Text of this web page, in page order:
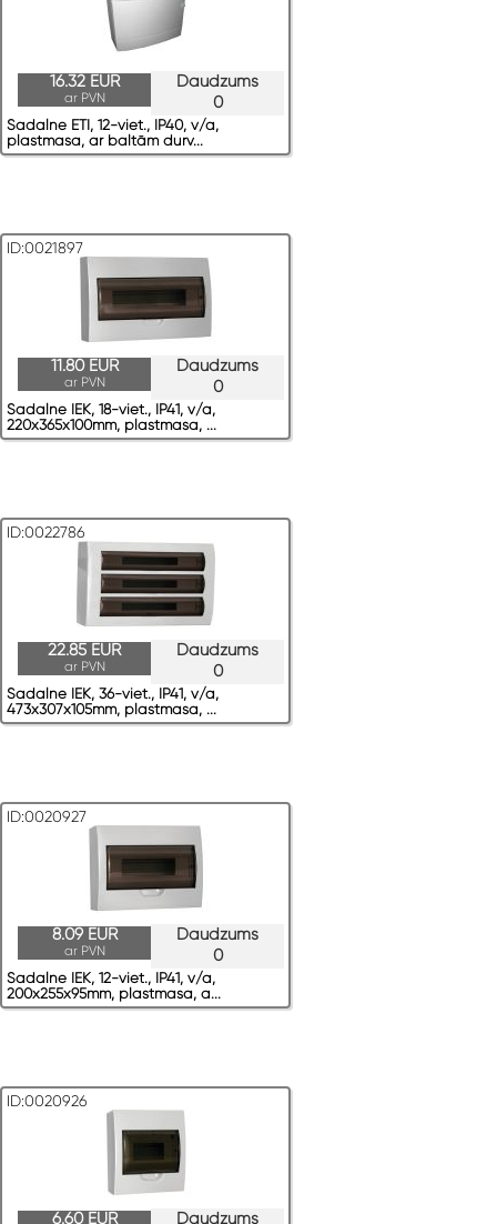
Daudzums
0
16.32 EUR
ar PVN
Sadalne ETI, 12-viet., IP40, v/a,
plastmasa, ar baltām durv...
ID:0021897
Daudzums
0
11.80 EUR
ar PVN
Sadalne IEK, 18-viet., IP41, v/a,
220x365x100mm, plastmasa, ...
ID:0022786
Daudzums
0
22.85 EUR
ar PVN
Sadalne IEK, 36-viet., IP41, v/a,
473x307x105mm, plastmasa, ...
ID:0020927
Daudzums
0
8.09 EUR
ar PVN
Sadalne IEK, 12-viet., IP41, v/a,
200x255x95mm, plastmasa, a...
ID:0020926
Daudzums
6.60 EUR